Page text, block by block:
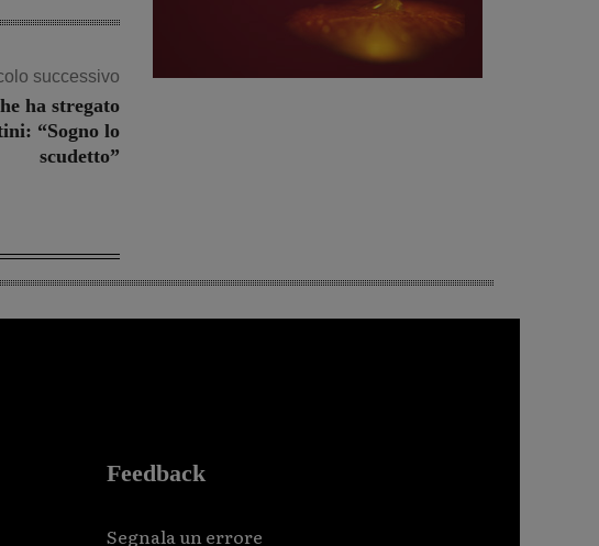
successivo
ha stregato
“Sogno lo
scudetto”
Feedback
Segnala un errore